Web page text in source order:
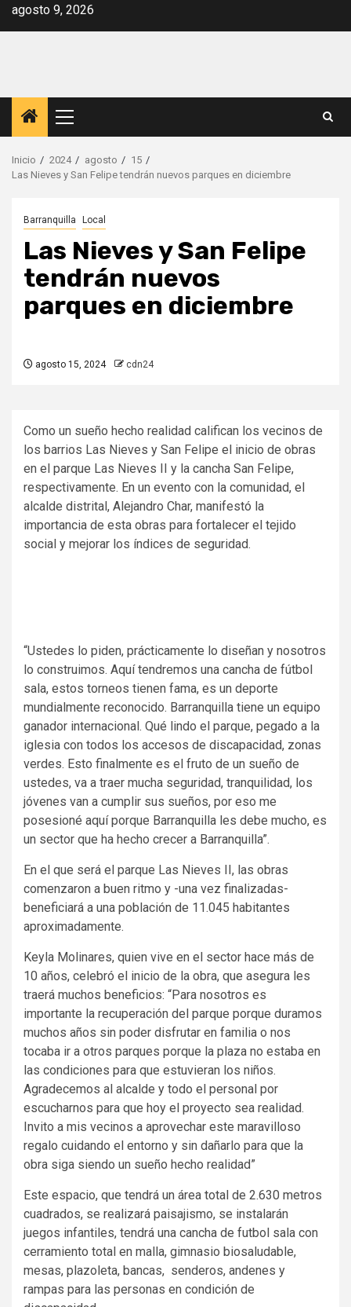
Saltar
agosto 9, 2026
Menú
principal
Inicio 2024 agosto
15
Las Nieves y San Felipe tendrán nuevos parques en diciembre
Barranquilla Local
Las Nieves y San Felipe
tendrán nuevos
parques en diciembre
agosto 15, 2024 cdn24
Como un sueño hecho realidad califican los vecinos de
los barrios Las Nieves y San Felipe el inicio de obras
en el parque Las Nieves II y la cancha San Felipe,
respectivamente. En un evento con la comunidad, el
alcalde distrital, Alejandro Char, manifestó la
importancia de esta obras para fortalecer el tejido
social y mejorar los índices de seguridad.
“Ustedes lo piden, prácticamente lo diseñan y nosotros
lo construimos. Aquí tendremos una cancha de fútbol
sala, estos torneos tienen fama, es un deporte
mundialmente reconocido. Barranquilla tiene un equipo
ganador internacional. Qué lindo el parque, pegado a la
iglesia con todos los accesos de discapacidad, zonas
verdes. Esto finalmente es el fruto de un sueño de
ustedes, va a traer mucha seguridad, tranquilidad, los
jóvenes van a cumplir sus sueños, por eso me
posesioné aquí porque Barranquilla les debe mucho, es
un sector que ha hecho crecer a Barranquilla”.
En el que será el parque Las Nieves II, las obras
comenzaron a buen ritmo y -una vez finalizadas-
beneficiará a una población de 11.045 habitantes
aproximadamente.
Keyla Molinares, quien vive en el sector hace más de
10 años, celebró el inicio de la obra, que asegura les
traerá muchos beneficios: “Para nosotros es
importante la recuperación del parque porque duramos
muchos años sin poder disfrutar en familia o nos
tocaba ir a otros parques porque la plaza no estaba en
las condiciones para que estuvieran los niños.
Agradecemos al alcalde y todo el personal por
escucharnos para que hoy el proyecto sea realidad.
Invito a mis vecinos a aprovechar este maravilloso
regalo cuidando el entorno y sin dañarlo para que la
obra siga siendo un sueño hecho realidad”
Este espacio, que tendrá un área total de 2.630 metros
cuadrados, se realizará paisajismo, se instalarán
juegos infantiles, tendrá una cancha de futbol sala con
cerramiento total en malla, gimnasio biosaludable,
mesas, plazoleta, bancas, senderos, andenes y
rampas para las personas en condición de